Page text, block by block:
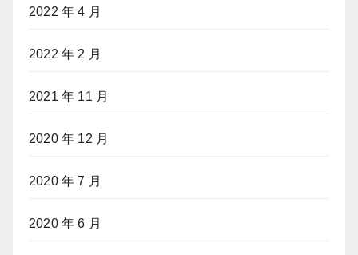
2022 年 4 月
2022 年 2 月
2021 年 11 月
2020 年 12 月
2020 年 7 月
2020 年 6 月